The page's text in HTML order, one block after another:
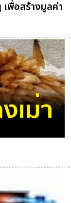
พื่อสร้างมูลค่า